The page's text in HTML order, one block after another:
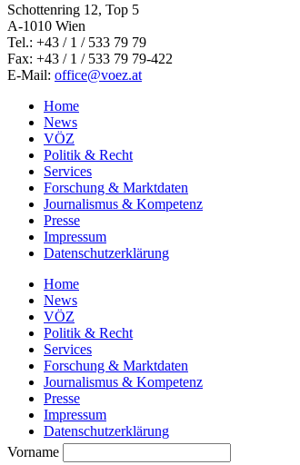
Schottenring 12, Top 5
A-1010 Wien
Tel.: +43 / 1 / 533 79 79
Fax: +43 / 1 / 533 79 79-422
E-Mail: office@voez.at
Home
News
VÖZ
Politik & Recht
Services
Forschung & Marktdaten
Journalismus & Kompetenz
Presse
Impressum
Datenschutzerklärung
Home
News
VÖZ
Politik & Recht
Services
Forschung & Marktdaten
Journalismus & Kompetenz
Presse
Impressum
Datenschutzerklärung
Vorname